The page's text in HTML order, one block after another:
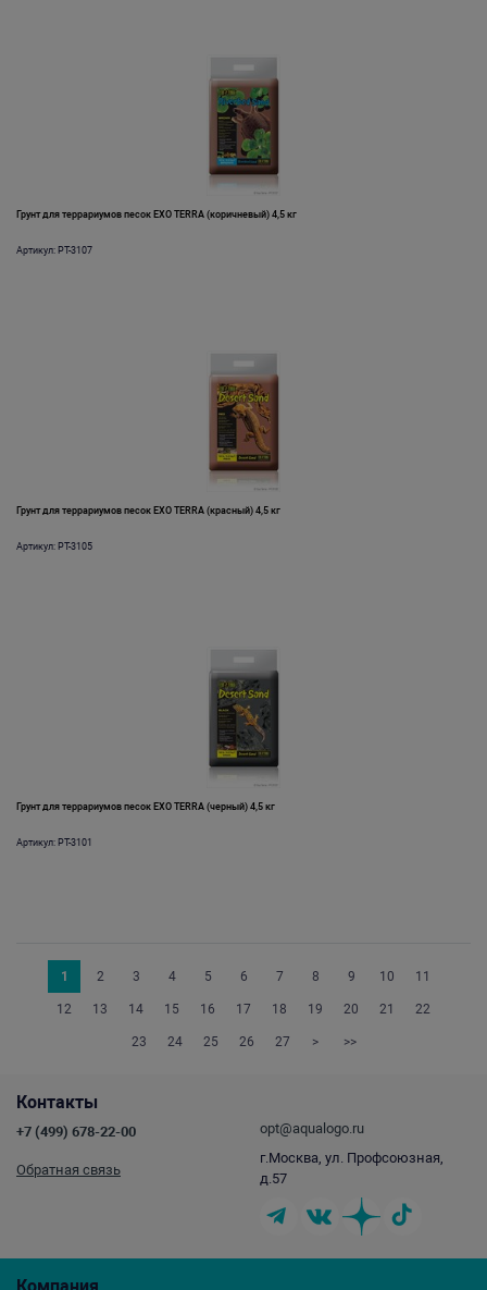
Грунт для террариумов песок EXO TERRA (коричневый) 4,5 кг
Артикул: PT-3107
Грунт для террариумов песок EXO TERRA (красный) 4,5 кг
Артикул: PT-3105
Грунт для террариумов песок EXO TERRA (черный) 4,5 кг
Артикул: PT-3101
1 2 3 4 5 6 7 8 9 10 11
12 13 14 15 16 17 18 19 20 21 22
23 24 25 26 27 > >>
Контакты
+7 (499) 678-22-00
Обратная связь
opt@aqualogo.ru
г.Москва, ул. Профсоюзная,
д.57